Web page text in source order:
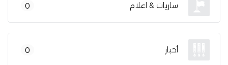
ساريات & اعلام 0
أحبار 0